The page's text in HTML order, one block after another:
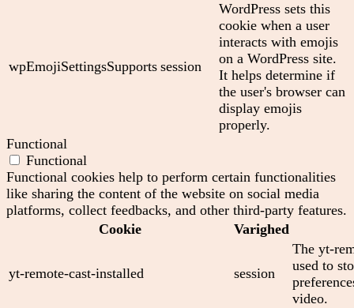
wpEmojiSettingsSupports session
WordPress sets this
cookie when a user
interacts with emojis
on a WordPress site.
It helps determine if
the user's browser can
display emojis
properly.
Functional
Functional
Functional cookies help to perform certain functionalities
like sharing the content of the website on social media
platforms, collect feedbacks, and other third-party features.
Cookie
Varighed
yt-remote-cast-installed session
The yt-
used to
video.